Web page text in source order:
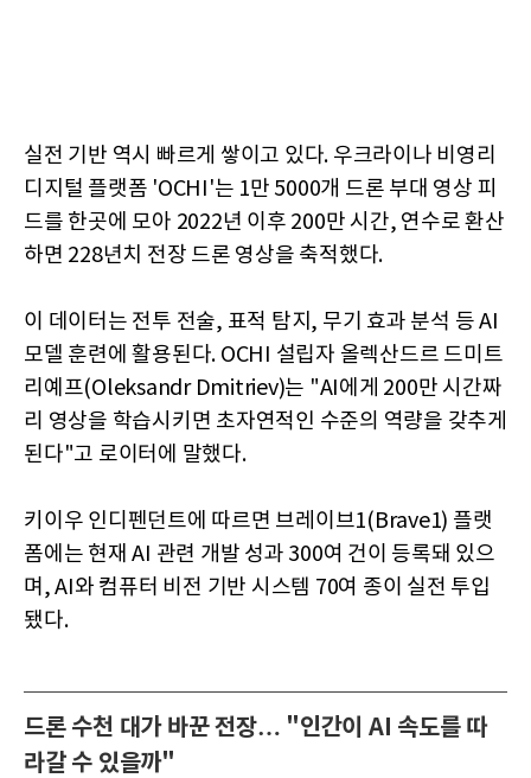
실전 기반 역시 빠르게 쌓이고 있다. 우크라이나 비영리
디지털 플랫폼 'OCHI'는 1만 5000개 드론 부대 영상 피
드를 한곳에 모아 2022년 이후 200만 시간, 연수로 환산
하면 228년치 전장 드론 영상을 축적했다.
이 데이터는 전투 전술, 표적 탐지, 무기 효과 분석 등 AI
모델 훈련에 활용된다. OCHI 설립자 올렉산드르 드미트
리예프(Oleksandr Dmitriev)는 "AI에게 200만 시간짜
리 영상을 학습시키면 초자연적인 수준의 역량을 갖추게
된다"고 로이터에 말했다.
키이우 인디펜던트에 따르면 브레이브1(Brave1) 플랫
폼에는 현재 AI 관련 개발 성과 300여 건이 등록돼 있으
며, AI와 컴퓨터 비전 기반 시스템 70여 종이 실전 투입
됐다.
드론 수천 대가 바꾼 전장… "인간이 AI 속도를 따
라갈 수 있을까"